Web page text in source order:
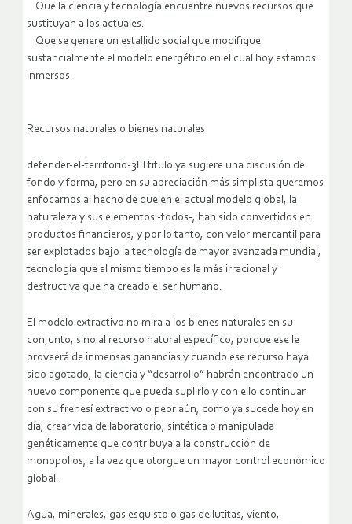
Que la ciencia y tecnología encuentre nuevos recursos que
sustituyan a los actuales.
Que se genere un estallido social que modifique
sustancialmente el modelo energético en el cual hoy estamos
inmersos.
Recursos naturales o bienes naturales
defender-el-territorio-3El titulo ya sugiere una discusión de
fondo y forma, pero en su apreciación más simplista queremos
enfocarnos al hecho de que en el actual modelo global, la
naturaleza y sus elementos -todos-, han sido convertidos en
productos financieros, y por lo tanto, con valor mercantil para
ser explotados bajo la tecnología de mayor avanzada mundial,
tecnología que al mismo tiempo es la más irracional y
destructiva que ha creado el ser humano.
El modelo extractivo no mira a los bienes naturales en su
conjunto, sino al recurso natural específico, porque ese le
proveerá de inmensas ganancias y cuando ese recurso haya
sido agotado, la ciencia y “desarrollo” habrán encontrado un
nuevo componente que pueda suplirlo y con ello continuar
con su frenesí extractivo o peor aún, como ya sucede hoy en
día, crear vida de laboratorio, sintética o manipulada
genéticamente que contribuya a la construcción de
monopolios, a la vez que otorgue un mayor control económico
global.
Agua, minerales, gas esquisto o gas de lutitas, viento,